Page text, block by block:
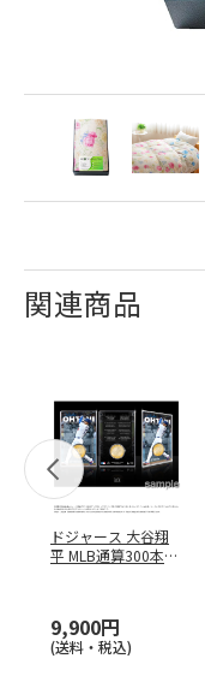
関連商品
ドジャース 大谷翔
平 MLB通算300本塁
9,900円
(送料・税込)